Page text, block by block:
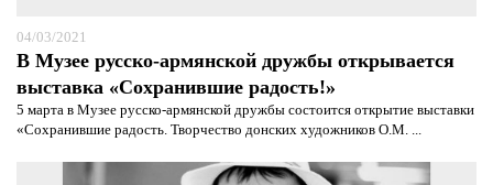
04/03/2021
В Музее русско-армянской дружбы открывается
выставка «Сохранившие радость!»
5 марта в Музее русско-армянской дружбы состоится открытие выставки
«Сохранившие радость. Творчество донских художников О.М. ...